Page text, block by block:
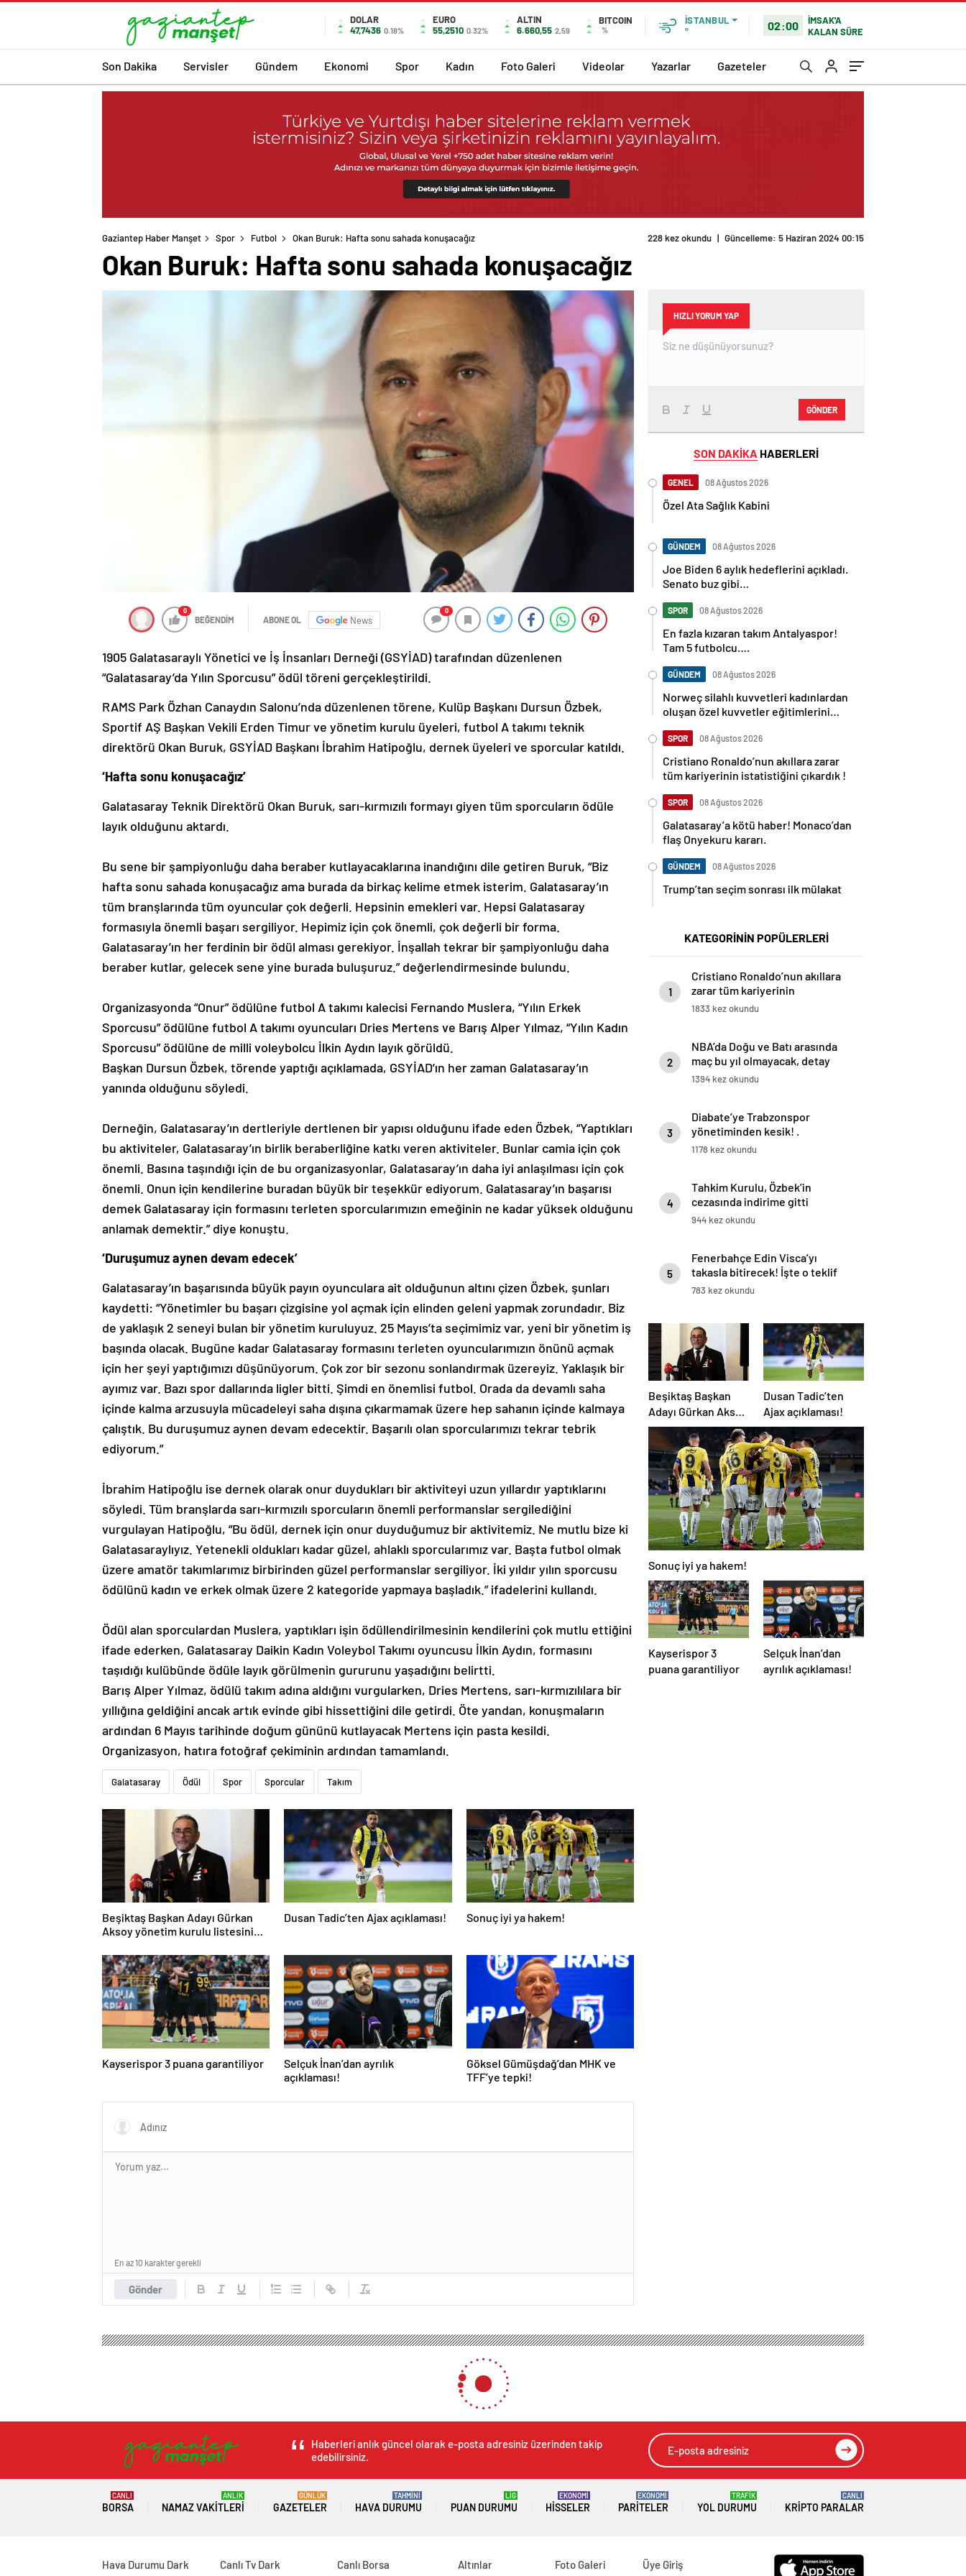
DOLAR
47,7436 0.18%
EURO
55,2510 0.32%
ALTIN
6.660,55 2,59
BITCOIN
%
İSTANBUL
°
02:00
İMSAK'A
KALAN SÜRE
Son Dakika Servisler Gündem Ekonomi Spor Kadın Foto Galeri Videolar Yazarlar Gazeteler
Gaziantep Haber Manşet Spor Futbol Okan Buruk: Hafta sonu sahada konuşacağız
Okan Buruk: Hafta sonu sahada konuşacağız
0
BEĞENDİM ABONE OL News
0
1905 Galatasaraylı Yönetici ve İş İnsanları Derneği (GSYİAD) tarafından düzenlenen
“Galatasaray’da Yılın Sporcusu” ödül töreni gerçekleştirildi.
RAMS Park Özhan Canaydın Salonu’nda düzenlenen törene, Kulüp Başkanı Dursun Özbek,
Sportif AŞ Başkan Vekili Erden Timur ve yönetim kurulu üyeleri, futbol A takımı teknik
direktörü Okan Buruk, GSYİAD Başkanı İbrahim Hatipoğlu, dernek üyeleri ve sporcular katıldı.
‘Hafta sonu konuşacağız’
Galatasaray Teknik Direktörü Okan Buruk, sarı-kırmızılı formayı giyen tüm sporcuların ödüle
layık olduğunu aktardı.
Bu sene bir şampiyonluğu daha beraber kutlayacaklarına inandığını dile getiren Buruk, “Biz
hafta sonu sahada konuşacağız ama burada da birkaç kelime etmek isterim. Galatasaray’ın
tüm branşlarında tüm oyuncular çok değerli. Hepsinin emekleri var. Hepsi Galatasaray
formasıyla önemli başarı sergiliyor. Hepimiz için çok önemli, çok değerli bir forma.
Galatasaray’ın her ferdinin bir ödül alması gerekiyor. İnşallah tekrar bir şampiyonluğu daha
beraber kutlar, gelecek sene yine burada buluşuruz.” değerlendirmesinde bulundu.
Organizasyonda “Onur” ödülüne futbol A takımı kalecisi Fernando Muslera, “Yılın Erkek
Sporcusu” ödülüne futbol A takımı oyuncuları Dries Mertens ve Barış Alper Yılmaz, “Yılın Kadın
Sporcusu” ödülüne de milli voleybolcu İlkin Aydın layık görüldü.
Başkan Dursun Özbek, törende yaptığı açıklamada, GSYİAD’ın her zaman Galatasaray’ın
yanında olduğunu söyledi.
Derneğin, Galatasaray’ın dertleriyle dertlenen bir yapısı olduğunu ifade eden Özbek, “Yaptıkları
bu aktiviteler, Galatasaray’ın birlik beraberliğine katkı veren aktiviteler. Bunlar camia için çok
önemli. Basına taşındığı için de bu organizasyonlar, Galatasaray’ın daha iyi anlaşılması için çok
önemli. Onun için kendilerine buradan büyük bir teşekkür ediyorum. Galatasaray’ın başarısı
demek Galatasaray için formasını terleten sporcularımızın emeğinin ne kadar yüksek olduğunu
anlamak demektir.” diye konuştu.
‘Duruşumuz aynen devam edecek’
Galatasaray’ın başarısında büyük payın oyunculara ait olduğunun altını çizen Özbek, şunları
kaydetti: “Yönetimler bu başarı çizgisine yol açmak için elinden geleni yapmak zorundadır. Biz
de yaklaşık 2 seneyi bulan bir yönetim kuruluyuz. 25 Mayıs’ta seçimimiz var, yeni bir yönetim iş
başında olacak. Bugüne kadar Galatasaray formasını terleten oyuncularımızın önünü açmak
için her şeyi yaptığımızı düşünüyorum. Çok zor bir sezonu sonlandırmak üzereyiz. Yaklaşık bir
ayımız var. Bazı spor dallarında ligler bitti. Şimdi en önemlisi futbol. Orada da devamlı saha
içinde kalma arzusuyla mücadeleyi saha dışına çıkarmamak üzere hep sahanın içinde kalmaya
çalıştık. Bu duruşumuz aynen devam edecektir. Başarılı olan sporcularımızı tekrar tebrik
ediyorum.”
İbrahim Hatipoğlu ise dernek olarak onur duydukları bir aktiviteyi uzun yıllardır yaptıklarını
söyledi. Tüm branşlarda sarı-kırmızılı sporcuların önemli performanslar sergilediğini
vurgulayan Hatipoğlu, “Bu ödül, dernek için onur duyduğumuz bir aktivitemiz. Ne mutlu bize ki
Galatasaraylıyız. Yetenekli oldukları kadar güzel, ahlaklı sporcularımız var. Başta futbol olmak
üzere amatör takımlarımız birbirinden güzel performanslar sergiliyor. İki yıldır yılın sporcusu
ödülünü kadın ve erkek olmak üzere 2 kategoride yapmaya başladık.” ifadelerini kullandı.
Ödül alan sporculardan Muslera, yaptıkları işin ödüllendirilmesinin kendilerini çok mutlu ettiğini
ifade ederken, Galatasaray Daikin Kadın Voleybol Takımı oyuncusu İlkin Aydın, formasını
taşıdığı kulübünde ödüle layık görülmenin gururunu yaşadığını belirtti.
Barış Alper Yılmaz, ödülü takım adına aldığını vurgularken, Dries Mertens, sarı-kırmızılılara bir
yıllığına geldiğini ancak artık evinde gibi hissettiğini dile getirdi. Öte yandan, konuşmaların
ardından 6 Mayıs tarihinde doğum gününü kutlayacak Mertens için pasta kesildi.
Organizasyon, hatıra fotoğraf çekiminin ardından tamamlandı.
Galatasaray Ödül Spor Sporcular Takım
Beşiktaş Başkan Adayı Gürkan
Aksoy yönetim kurulu listesini
Dusan Tadic’ten Ajax açıklaması! Sonuç iyi ya hakem!
Kayserispor 3 puana garantiliyor
Selçuk İnan’dan ayrılık
açıklaması!
Göksel Gümüşdağ’dan MHK ve
TFF’ye tepki!
Gönder
En az 10 karakter gerekli
HIZLI YORUM YAP
GÖNDER
SON DAKİKA HABERLERİ
GENEL 08 Ağustos 2026
Özel Ata Sağlık Kabini
GÜNDEM 08 Ağustos 2026
Joe Biden 6 aylık hedeflerini açıkladı.
Senato buz gibi…
SPOR 08 Ağustos 2026
En fazla kızaran takım Antalyaspor!
Tam 5 futbolcu….
GÜNDEM 08 Ağustos 2026
Norweç silahlı kuvvetleri kadınlardan
oluşan özel kuvvetler eğitimlerini
SPOR 08 Ağustos 2026
Cristiano Ronaldo’nun akıllara zarar
tüm kariyerinin istatistiğini çıkardık !
SPOR 08 Ağustos 2026
Galatasaray’a kötü haber! Monaco’dan
flaş Onyekuru kararı.
GÜNDEM 08 Ağustos 2026
Trump’tan seçim sonrası ilk mülakat
KATEGORİNİN POPÜLERLERİ
1
Cristiano Ronaldo’nun akıllara
zarar tüm kariyerinin
istatistiğini çıkardık !
1833 kez okundu
2
NBA’da Doğu ve Batı arasında
maç bu yıl olmayacak, detay
haberimizde.
1394 kez okundu
3
Diabate’ye Trabzonspor
yönetiminden kesik! .
1178 kez okundu
4
Tahkim Kurulu, Özbek’in
cezasında indirime gitti
944 kez okundu
5
Fenerbahçe Edin Visca’yı
takasla bitirecek! İşte o teklif
783 kez okundu
Beşiktaş Başkan
Adayı Gürkan Aksoy
yönetim kurulu
listesini tanıttı
Dusan Tadic’ten
Ajax açıklaması!
Sonuç iyi ya hakem!
Kayserispor 3
puana garantiliyor
Selçuk İnan’dan
ayrılık açıklaması!
Yeni Malatyaspor’da istifa çağrısı: Ahmet Özköse, Başkan Adil Gevrek’e rest çekti!
Yeni Malatyaspor’da istifa çağrısı: Ahmet Özköse, Başkan Adil
Gevrek’e rest çekti!
GÖNDER